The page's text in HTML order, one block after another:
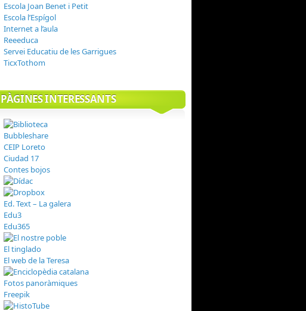
Escola Joan Benet i Petit
Escola l’Espígol
Internet a l’aula
Reeeduca
Servei Educatiu de les Garrigues
TicxTothom
PÀGINES INTERESSANTS
Bubbleshare
CEIP Loreto
Ciudad 17
Contes bojos
Ed. Text – La galera
Edu3
Edu365
El tinglado
El web de la Teresa
Fotos panoràmiques
Freepik